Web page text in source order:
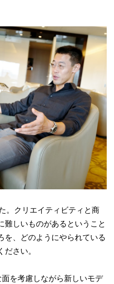
。クリエイティビティと商
しいものがあるということ
を、どのようにやられている
さい。
を考慮しながら新しいモデ